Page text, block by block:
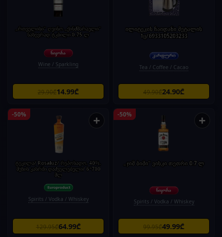
„რთველისი" ღვინო „ქინძმარაული"
ნახევრად ტკბილი 0.75 ლ
Wine / Sparkling
29.90₾14.99₾
ილიტეკის ჩაიდანი მეტალის
1ც/6933105203233
Tea / Coffee / Cacao
49.90₾24.90₾
-50% +
ტეკილა/ Rosaluz/ რეპოსადო, 40%,
მუხის კასრში დაძველებული/ 6*700
მლ
Spirits / Vodka / Whiskey
129.95₾64.99₾
-50% +
„ჯიმ ბიმი“ ვისკი თეთრი 0.7 ლ
Spirits / Vodka / Whiskey
99.95₾49.99₾